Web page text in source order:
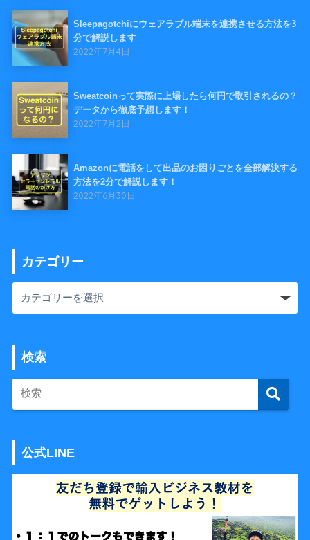
Sleepagotchiにウェアラブル端末を連携させる方法を3
分で解説します
2022年7月4日
Sweatcoinって実際に上場したら何円で取引されるの？
データから徹底予想します！
2022年7月2日
Amazonに電話をして出品のお困りごとを全部解決する
方法を2分で解説します！
2022年6月30日
カテゴリー
検索
公式LINE